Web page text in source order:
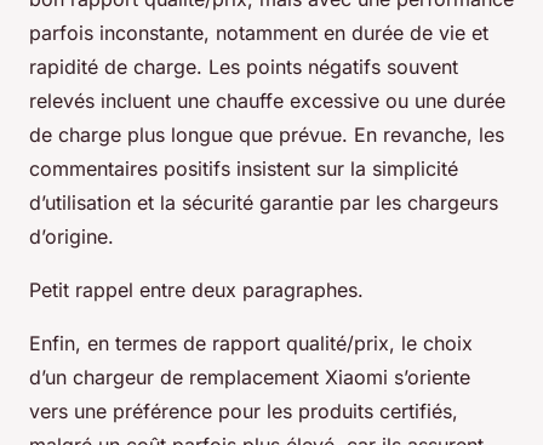
parfois inconstante, notamment en durée de vie et
rapidité de charge. Les points négatifs souvent
relevés incluent une chauffe excessive ou une durée
de charge plus longue que prévue. En revanche, les
commentaires positifs insistent sur la simplicité
d’utilisation et la sécurité garantie par les chargeurs
d’origine.
Petit rappel entre deux paragraphes.
Enfin, en termes de rapport qualité/prix, le choix
d’un chargeur de remplacement Xiaomi s’oriente
vers une préférence pour les produits certifiés,